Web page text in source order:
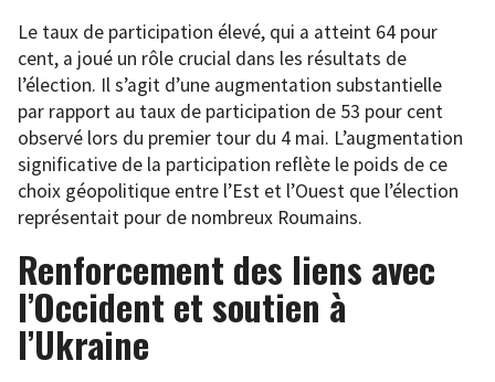
Le taux de participation élevé, qui a atteint 64 pour
cent, a joué un rôle crucial dans les résultats de
l’élection. Il s’agit d’une augmentation substantielle
par rapport au taux de participation de 53 pour cent
observé lors du premier tour du 4 mai. L’augmentation
significative de la participation reflète le poids de ce
choix géopolitique entre l’Est et l’Ouest que l’élection
représentait pour de nombreux Roumains.
Renforcement des liens avec
l’Occident et soutien à
l’Ukraine